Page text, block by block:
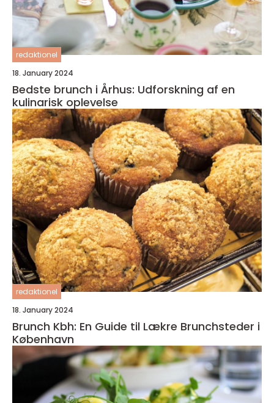
redaktionel
18. January 2024
Bedste brunch i Århus: Udforskning af en
kulinarisk oplevelse
redaktionel
18. January 2024
Brunch Kbh: En Guide til Lækre Brunchsteder i
København